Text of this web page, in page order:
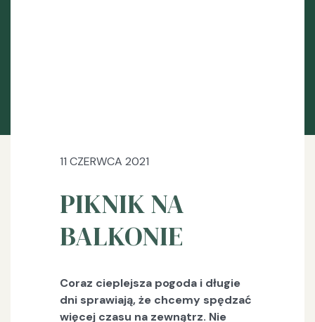
11 CZERWCA 2021
PIKNIK NA
BALKONIE
Coraz cieplejsza pogoda i długie
dni sprawiają, że chcemy spędzać
więcej czasu na zewnątrz. Nie